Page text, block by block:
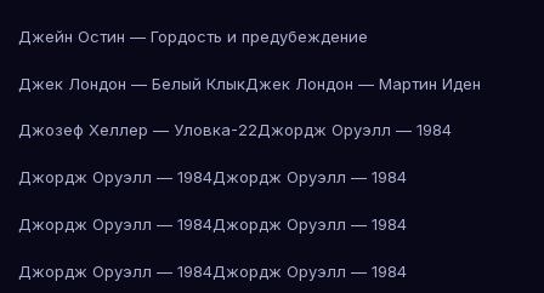
Джейн Остин — Гордость и предубеждение
Джек Лондон — Белый КлыкДжек Лондон — Мартин Иден
Джозеф Хеллер — Уловка-22Джордж Оруэлл — 1984
Джордж Оруэлл — 1984Джордж Оруэлл — 1984
Джордж Оруэлл — 1984Джордж Оруэлл — 1984
Джордж Оруэлл — 1984Джордж Оруэлл — 1984